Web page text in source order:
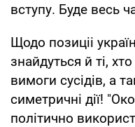
вступу. Буде весь
Щодо позиціі
знайдуться й ті,
вимоги сусідів, а
симетричні дії!
політично